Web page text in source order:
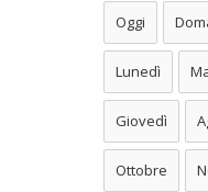
Oggi
Lunedì
Giovedì
Ottobre